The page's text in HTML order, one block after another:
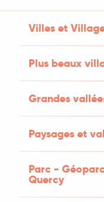
Villes et
Plus beaux
Grandes
Paysages et
Parc -
Quercy